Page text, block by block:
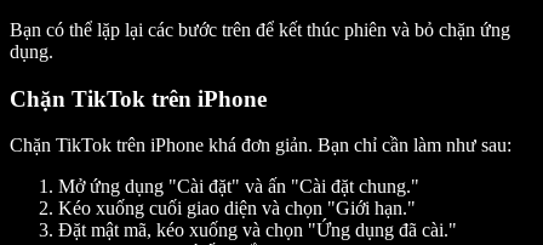
Bạn có thể lặp lại các bước trên để kết thúc phiên và bỏ chặn ứng
dụng.
Chặn TikTok trên iPhone
Chặn TikTok trên iPhone khá đơn giản. Bạn chỉ cần làm như sau:
Mở ứng dụng "Cài đặt" và ấn "Cài đặt chung."
Kéo xuống cuối giao diện và chọn "Giới hạn."
Đặt mật mã, kéo xuống và chọn "Ứng dụng đã cài."